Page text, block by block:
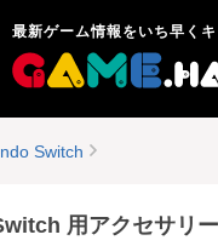
最新ゲーム情報をいち早くキ
Switch
用アクセサリ